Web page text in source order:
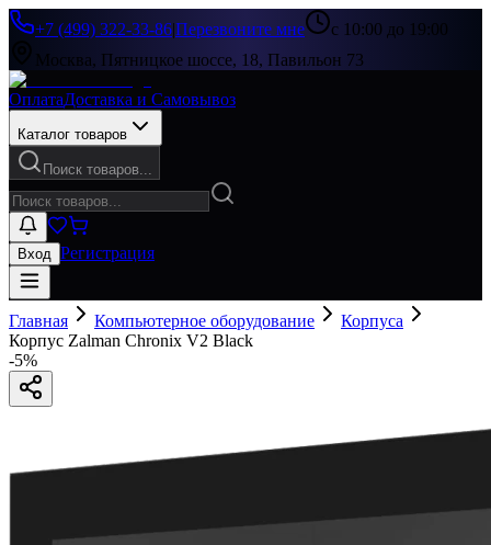
+7 (499) 322-33-86|Перезвоните мне
с 10:00 до 19:00
Москва, Пятницкое шоссе, 18, Павильон 73
ОплатаДоставка и Самовывоз
Каталог товаров
Поиск товаров...
Вход Регистрация
Главная Компьютерное оборудование
Корпуса
Корпус Zalman Chronix V2 Black
-5%